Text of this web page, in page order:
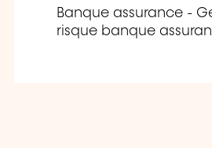
Banque assurance -
risque banque